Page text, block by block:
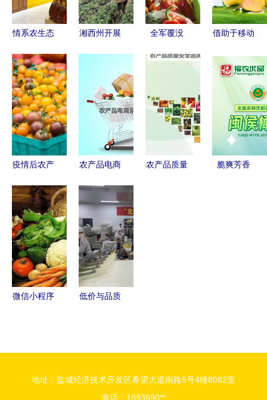
情系农生态
超市 | 从黑
土地到邻里
间，重塑社
区零售生态
湘西州开展
众“舌尖上
的安全”
全军覆没
后真相
借助于移动
靠农创帮助
乡亲们找线
索去!？帮
你看着链接
疫情后农产
机遇与六道
难关
农产品电商
端客户，破
局传统销售
难题
农产品质量
脆爽芳香
微信小程序
低价与品质
农产品引领
地址：盐城经济技术开发区希望大道南路5号4幢8082室
电话：1893690**